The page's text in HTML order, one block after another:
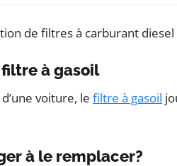
à gasoil
voiture, le filtre à gasoil
à le remplacer?